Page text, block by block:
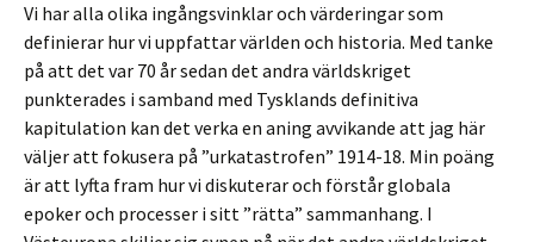
Vi har alla olika ingångsvinklar och värderingar som
definierar hur vi uppfattar världen och historia. Med tanke
på att det var 70 år sedan det andra världskriget
punkterades i samband med Tysklands definitiva
kapitulation kan det verka en aning avvikande att jag här
väljer att fokusera på ”urkatastrofen” 1914-18. Min poäng
är att lyfta fram hur vi diskuterar och förstår globala
epoker och processer i sitt ”rätta” sammanhang. I